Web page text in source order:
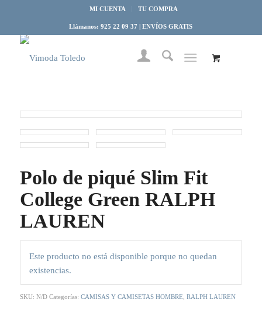
MI CUENTA TU COMPRA
Llámanos: 925 22 09 37 | ENVÍOS GRATIS
Polo de piqué Slim Fit
College Green RALPH
LAUREN
Este producto no está disponible porque no quedan
existencias.
SKU: N/D Categorías: CAMISAS Y CAMISETAS HOMBRE RALPH LAUREN